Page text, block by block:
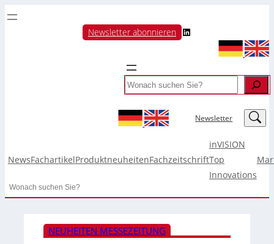
Newsletter abonnieren LinkedIn
Search
Newsletter LinkedIn
NewsFachartikelProduktneuheitenFachzeitschrift
inVISION
Top
Innovations
Search
NEUHEITEN MESSEZEITUNG